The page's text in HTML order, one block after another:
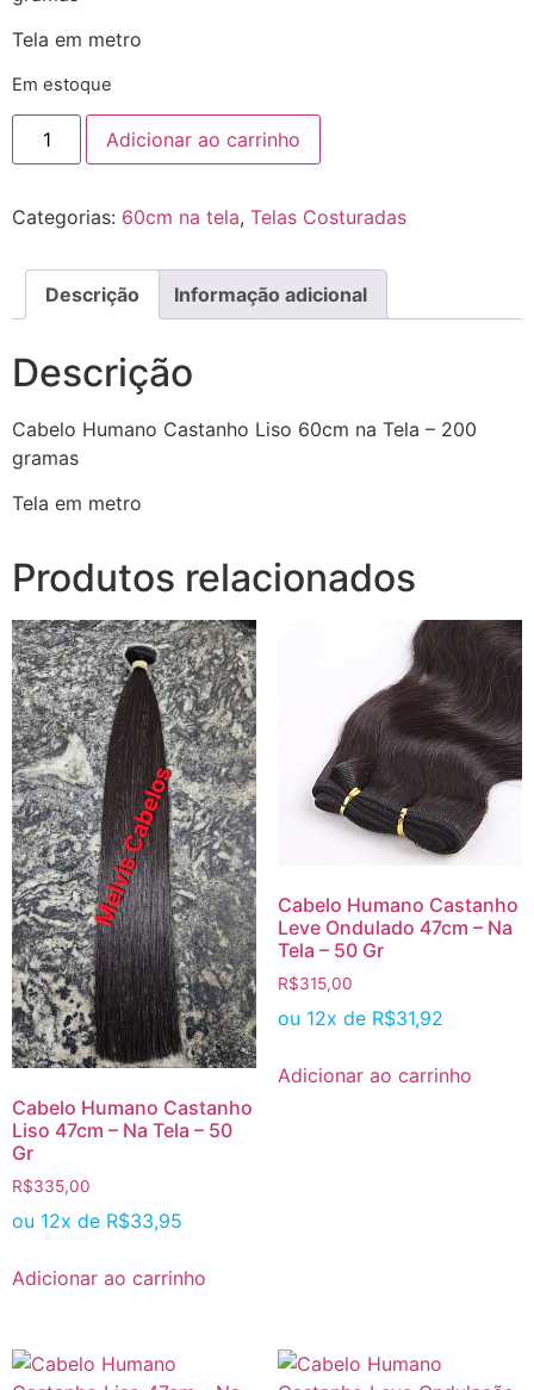
Tela em metro
Em estoque
Adicionar ao carrinho
Categorias: 60cm na tela, Telas Costuradas
Descrição Informação adicional
Descrição
Cabelo Humano Castanho Liso 60cm na Tela – 200
gramas
Tela em metro
Produtos relacionados
Cabelo Humano Castanho
Liso 47cm – Na Tela – 50
Gr
R$335,00
ou 12x de R$33,95
Adicionar ao carrinho
Cabelo Humano Castanho
Leve Ondulado 47cm – Na
Tela – 50 Gr
R$315,00
ou 12x de R$31,92
Adicionar ao carrinho